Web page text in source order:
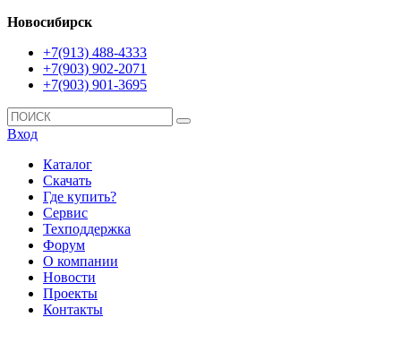
Новосибирск
+7(913) 488-4333
+7(903) 902-2071
+7(903) 901-3695
Вход
Каталог
Скачать
Где купить?
Сервис
Техподдержка
Форум
О компании
Новости
Проекты
Контакты